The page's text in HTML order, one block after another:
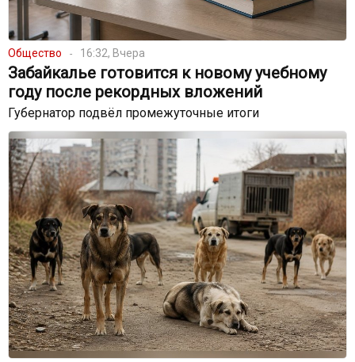
Общество 16:32, Вчера
Забайкалье готовится к новому учебному
году после рекордных вложений
Губернатор подвёл промежуточные итоги